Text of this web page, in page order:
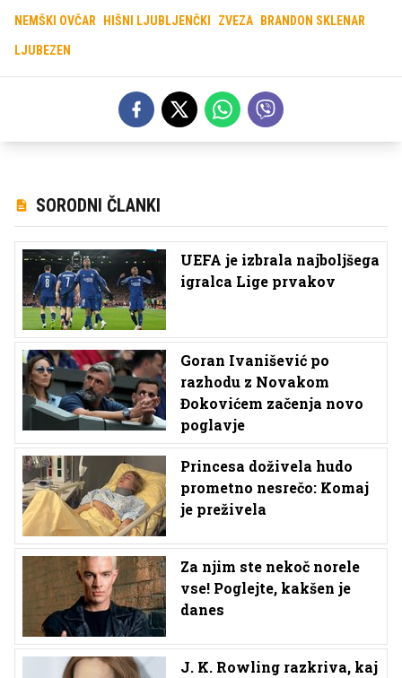
NEMŠKI OVČAR HIŠNI LJUBLJENČKI ZVEZA BRANDON SKLENAR
LJUBEZEN
SORODNI ČLANKI
UEFA je izbrala najboljšega
igralca Lige prvakov
Goran Ivanišević po
razhodu z Novakom
Đokovićem začenja novo
poglavje
Princesa doživela hudo
prometno nesrečo: Komaj
je preživela
Za njim ste nekoč norele
vse! Poglejte, kakšen je
danes
J. K. Rowling razkriva, kaj